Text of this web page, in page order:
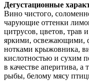
Дегустационные
Вино чистого,
чарующие оттенки
цитрусов, цветов, трав
яркими, освежающими,
нотками крыжовника,
кислотностью и сухим
в качестве аперитива,
рыбы, белому мясу